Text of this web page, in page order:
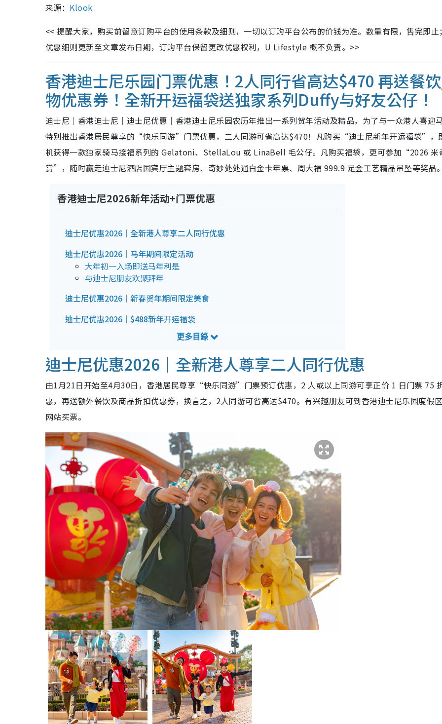
来源： Klook
<< 提醒大家，购买前留意订购平台的使用条款及细则，一切以订购平台公布的价钱为准。数量有限，售完即止
优惠细则更新至文章发布日期，订购平台保留更改优惠权利，U Lifestyle 概不负责。>>
香港迪士尼乐园门票优惠！2人同行省高达$470 再送餐
物优惠券！全新开运福袋送独家系列Duffy与好友公仔！
迪士尼｜香港迪士尼｜迪士尼优惠｜香港迪士尼乐园农历年推出一系列贺年活动及精品，为了与一众港人喜迎
特别推出香港居民尊享的“快乐同游”门票优惠，二人同游可省高达$470！凡购买“迪士尼新年开运福袋”，
机获得一款独家骑马接福系列的 Gelatoni、StellaLou 或 LinaBell 毛公仔。凡购买福袋，更可参加“2026 米
赏”，随时赢走迪士尼酒店国宾厅主题套房、奇妙处处通白金卡年票、周大福 999.9 足金工艺精品吊坠等奖品
香港迪士尼2026新年活动+门票优惠
迪士尼优惠2026｜全新港人尊享二人同行优惠
迪士尼优惠2026｜马年期间限定活动
大年初一入场即送马年利是
与迪士尼朋友欢聚拜年
迪士尼优惠2026｜新春贺年期间限定美食
迪士尼优惠2026｜$488新年开运福袋
迪士尼优惠2026｜新春马年主题精品
迪士尼优惠2026｜全新港人尊享二人同行优惠
由1月21日开始至4月30日，香港居民尊享“快乐同游”门票预订优惠，2 人或以上同游可享正价 1 日门票 75
惠，再送额外餐饮及商品折扣优惠券，换言之，2人同游可省高达$470。有兴趣朋友可到香港迪士尼乐园度假
网站买票。